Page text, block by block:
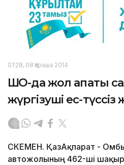
01:28, 08 Қараша 2014
ШҚО-да жол апаты
жүргізуші ес-
ӨСКЕМЕН. ҚазАқпарат -
автожолының 462-ші